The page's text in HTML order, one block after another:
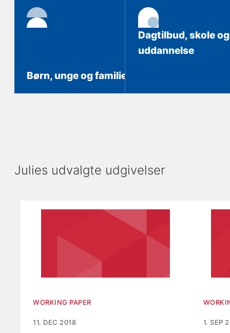
Børn, unge og familie
Dagtilbud, skole og
uddannelse
Julies udvalgte udgivelser
WORKING PAPER
11. DEC 2018 1. SEP